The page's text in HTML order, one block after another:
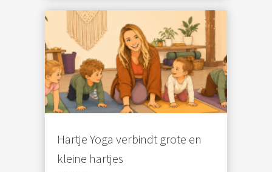
Hartje Yoga verbindt grote en
kleine hartjes